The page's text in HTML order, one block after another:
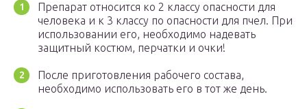
Препарат относится ко 2 классу опасности для
человека и к 3 классу по опасности для пчел. При
использовании его, необходимо надевать
защитный костюм, перчатки и очки!
После приготовления рабочего состава,
необходимо использовать его в тот же день.